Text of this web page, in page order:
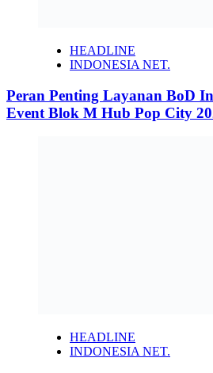
HEADLINE
INDONESIA NET.
Peran Penting Layanan BoD
Event Blok M Hub Pop City
HEADLINE
INDONESIA NET.